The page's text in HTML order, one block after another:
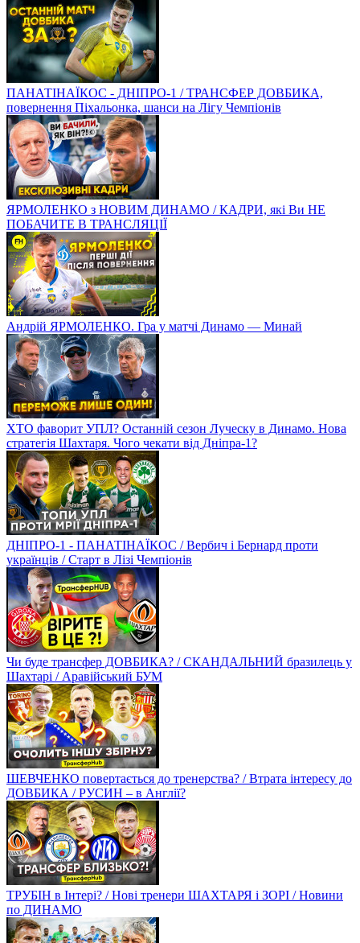
ПАНАТІНАЇКОС - ДНІПРО-1 / ТРАНСФЕР ДОВБИКА,
повернення Піхальонка, шанси на Лігу Чемпіонів
ЯРМОЛЕНКО з НОВИМ ДИНАМО / КАДРИ, які Ви НЕ
ПОБАЧИТЕ В ТРАНСЛЯЦІЇ
Андрій ЯРМОЛЕНКО. Гра у матчі Динамо — Минай
ХТО фаворит УПЛ? Останній сезон Луческу в Динамо. Нова
стратегія Шахтаря. Чого чекати від Дніпра-1?
ДНІПРО-1 - ПАНАТІНАЇКОС / Вербич і Бернард проти
українців / Старт в Лізі Чемпіонів
Чи буде трансфер ДОВБИКА? / СКАНДАЛЬНИЙ бразилець у
Шахтарі / Аравійський БУМ
ШЕВЧЕНКО повертається до тренерства? / Втрата інтересу до
ДОВБИКА / РУСИН – в Англії?
ТРУБІН в Інтері? / Нові тренери ШАХТАРЯ і ЗОРІ / Новини
по ДИНАМО